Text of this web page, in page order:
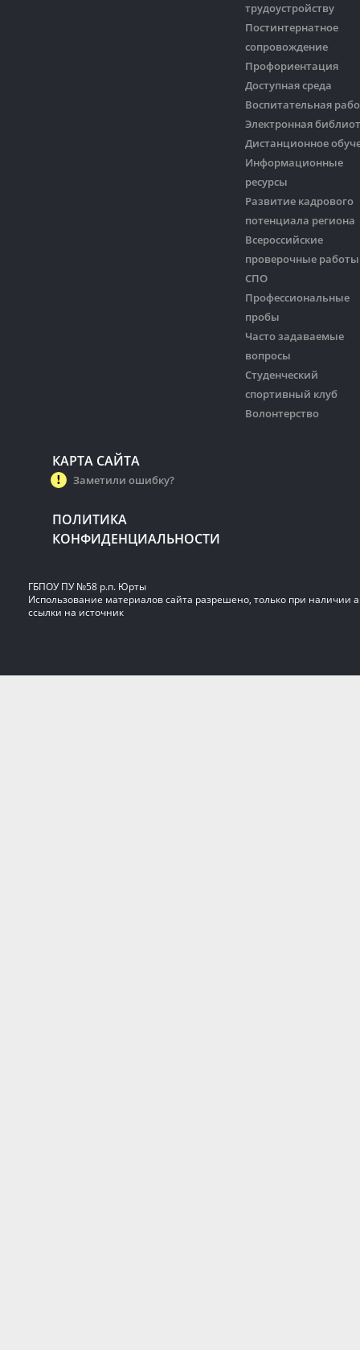
трудоустройству
Постинтернатное
сопровождение
Профориентация
Доступная среда
Воспитательная
Электронная
Дистанционное
Информационные
ресурсы
Развитие кадрового
потенциала региона
Всероссийские
проверочные работы
СПО
Профессиональные
пробы
Часто задаваемые
вопросы
Студенческий
спортивный клуб
Волонтерство
КАРТА САЙТА
Заметили ошибку?
ПОЛИТИКА
КОНФИДЕНЦИАЛЬНОСТИ
ГБПОУ ПУ №58 р.п. Юрты
Использование материалов сайта разрешено, только при наличии
ссылки на источник